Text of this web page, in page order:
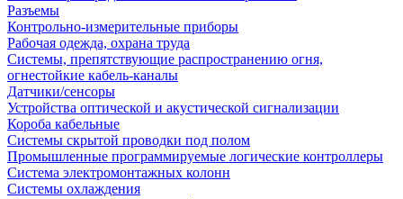
Разъемы
Контрольно-измерительные приборы
Рабочая одежда, охрана труда
Системы, препятствующие распространению огня,
огнестойкие кабель-каналы
Датчики/сенсоры
Устройства оптической и акустической сигнализации
Короба кабельные
Системы скрытой проводки под полом
Промышленные программируемые логические контроллеры
Система электромонтажных колонн
Системы охлаждения